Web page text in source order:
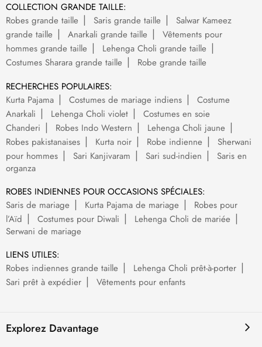
COLLECTION GRANDE TAILLE:
Robes grande taille
Saris grande taille
Salwar Kameez
grande taille
Anarkali grande taille
Vêtements pour
hommes grande taille
Lehenga Choli grande taille
Costumes Sharara grande taille
Robe grande taille
RECHERCHES POPULAIRES:
Kurta Pajama
Costumes de mariage indiens
Costume
Anarkali
Lehenga Choli violet
Costumes en soie
Chanderi
Robes Indo Western
Lehenga Choli jaune
Robes pakistanaises
Kurta noir Robe indienne
Sherwani
pour hommes
Sari Kanjivaram Sari sud-indien
Saris en
organza
ROBES INDIENNES POUR OCCASIONS SPÉCIALES:
Saris de mariage
Kurta Pajama de mariage
Robes pour
l’Aïd
Costumes pour Diwali
Lehenga Choli de mariée
Serwani de mariage
LIENS UTILES:
Robes indiennes grande taille
Lehenga Choli prêt-à-porter
Sari prêt à expédier
Vêtements pour enfants
Explorez Davantage